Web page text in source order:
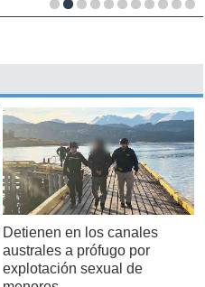
Detienen en los canales
australes a prófugo por
explotación sexual de